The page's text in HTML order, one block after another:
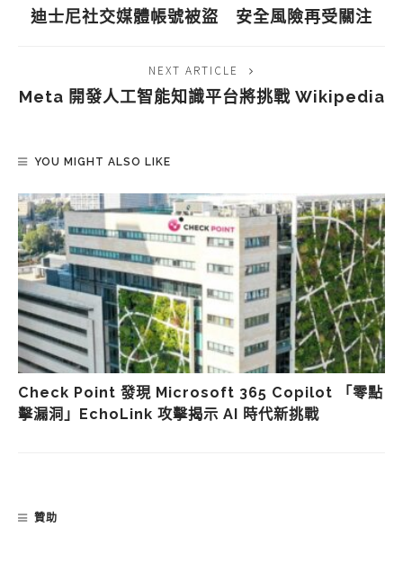
迪士尼社交媒體帳號被盜 安全風險再受關注
NEXT ARTICLE
Meta 開發人工智能知識平台將挑戰 Wikipedia
YOU MIGHT ALSO LIKE
Check Point 發現 Microsoft 365 Copilot 「零點
擊漏洞」EchoLink 攻擊揭示 AI 時代新挑戰
贊助